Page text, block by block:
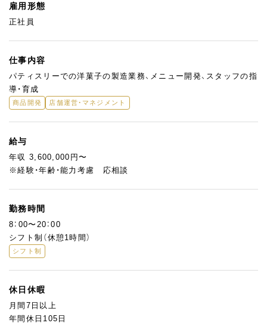
雇用形態
正社員
仕事内容
パティスリーでの洋菓子の製造業務、メニュー開発、スタッフの指
導・育成
商品開発 店舗運営・マネジメント
給与
年収 3,600,000円〜
※経験・年齢・能力考慮 応相談
勤務時間
8：00〜20：00
シフト制（休憩1時間）
シフト制
休日休暇
月間7日以上
年間休日105日